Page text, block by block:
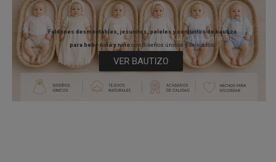
Faldones desmontables, jesusitos, peleles y conjuntos de bautizo
para bebé niña y niño con diseños únicos y delicados.
VER BAUTIZO